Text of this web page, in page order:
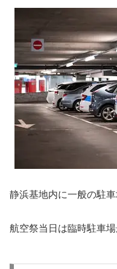
静浜基地内に一般の駐車
航空祭当日は臨時駐車場